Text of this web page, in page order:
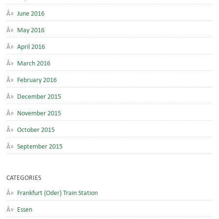
June 2016
May 2016
April 2016
March 2016
February 2016
December 2015
November 2015
October 2015
September 2015
CATEGORIES
Frankfurt (Oder) Train Station
Essen